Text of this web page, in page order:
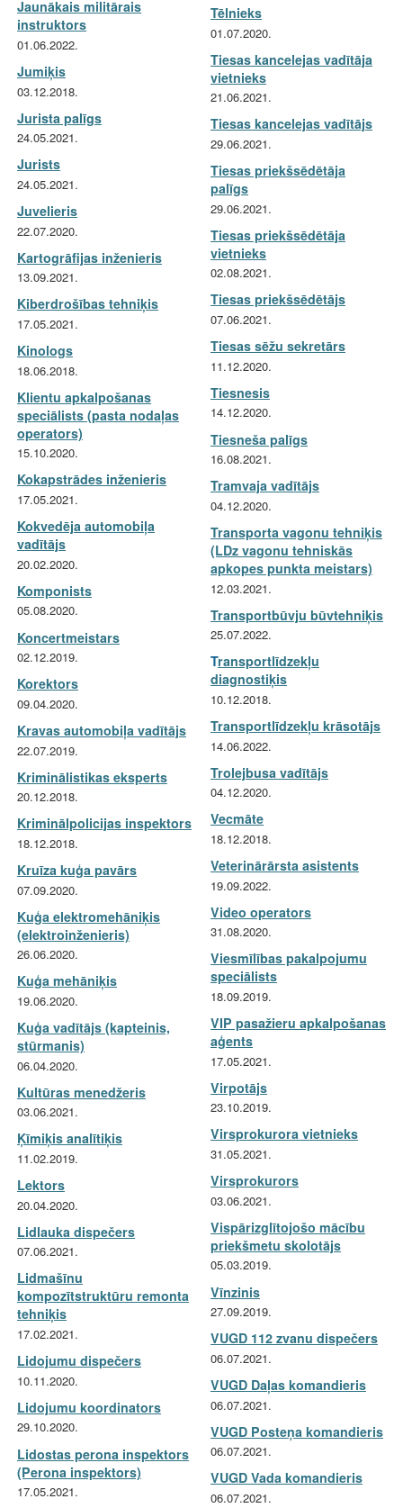
Jaunākais militārais
instruktors
01.06.2022.
Jumiķis
03.12.2018.
Jurista palīgs
24.05.2021.
Jurists
24.05.2021.
Juvelieris
22.07.2020.
Kartogrāfijas inženieris
13.09.2021.
Kiberdrošības tehniķis
17.05.2021.
Kinologs
18.06.2018.
Klientu apkalpošanas
speciālists (pasta nodaļas
operators)
15.10.2020.
Kokapstrādes inženieris
17.05.2021.
Kokvedēja automobiļa
vadītājs
20.02.2020.
Komponists
05.08.2020.
Koncertmeistars
02.12.2019.
Korektors
09.04.2020.
Kravas automobiļa vadītājs
22.07.2019.
Kriminālistikas eksperts
20.12.2018.
Kriminālpolicijas inspektors
18.12.2018.
Kruīza kuģa pavārs
07.09.2020.
Kuģa elektromehāniķis
(elektroinženieris)
26.06.2020.
Kuģa mehāniķis
19.06.2020.
Kuģa vadītājs (kapteinis,
stūrmanis)
06.04.2020.
Kultūras menedžeris
03.06.2021.
Ķīmiķis analītiķis
11.02.2019.
Lektors
20.04.2020.
Lidlauka dispečers
07.06.2021.
Lidmašīnu
kompozītstruktūru remonta
tehniķis
17.02.2021.
Lidojumu dispečers
10.11.2020.
Lidojumu koordinators
29.10.2020.
Lidostas perona inspektors
(Perona inspektors)
17.05.2021.
Tēlnieks
01.07.2020.
Tiesas kancelejas vadītāja
vietnieks
21.06.2021.
Tiesas kancelejas vadītājs
29.06.2021.
Tiesas priekšsēdētāja
palīgs
29.06.2021.
Tiesas priekšsēdētāja
vietnieks
02.08.2021.
Tiesas priekšsēdētājs
07.06.2021.
Tiesas sēžu sekretārs
11.12.2020.
Tiesnesis
14.12.2020.
Tiesneša palīgs
16.08.2021.
Tramvaja vadītājs
04.12.2020.
Transporta vagonu tehniķis
(LDz vagonu tehniskās
apkopes punkta meistars)
12.03.2021.
Transportbūvju būvtehniķis
25.07.2022.
Transportlīdzekļu
diagnostiķis
10.12.2018.
Transportlīdzekļu krāsotājs
14.06.2022.
Trolejbusa vadītājs
04.12.2020.
Vecmāte
18.12.2018.
Veterinārārsta asistents
19.09.2022.
Video operators
31.08.2020.
Viesmīlības pakalpojumu
speciālists
18.09.2019.
VIP pasažieru apkalpošanas
aģents
17.05.2021.
Virpotājs
23.10.2019.
Virsprokurora vietnieks
31.05.2021.
Virsprokurors
03.06.2021.
Vispārizglītojošo mācību
priekšmetu skolotājs
05.03.2019.
Vīnzinis
27.09.2019.
VUGD 112 zvanu dispečers
06.07.2021.
VUGD Daļas komandieris
06.07.2021.
VUGD Posteņa komandieris
06.07.2021.
VUGD Vada komandieris
06.07.2021.